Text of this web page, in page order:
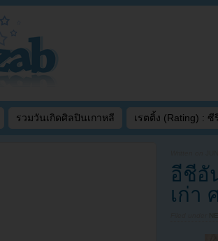
รวมวันเกิดศิลปินเกาหลี เรตติ้ง (Rating) : ซี
อีชีอั
เก่า